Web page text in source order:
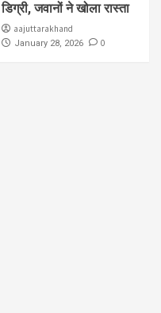
डिग्री, जवानों ने खोला रास्ता
aajuttarakhand
January 28, 2026 0